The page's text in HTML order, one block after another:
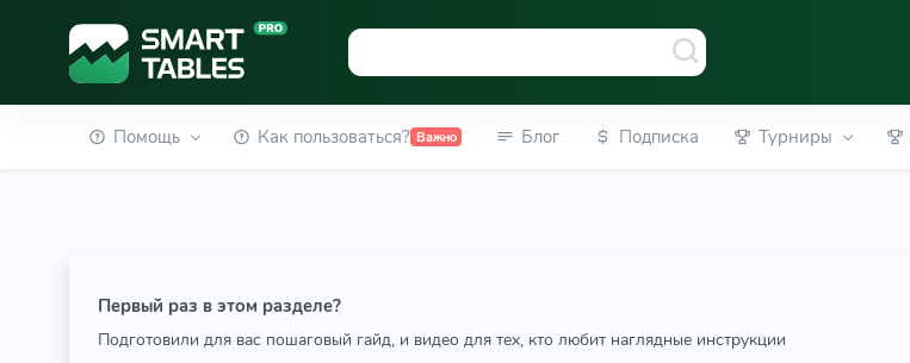
Помощь Как пользоваться? Важно Блог Подписка Турниры
Первый раз в этом разделе?
Подготовили для вас пошаговый гайд, и видео для тех, кто любит наглядные инструкции